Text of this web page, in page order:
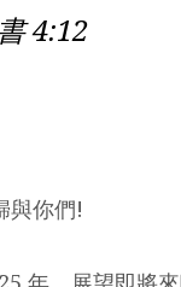
4:12
與你們!